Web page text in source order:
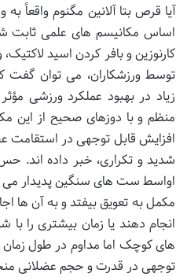
آیا قرص بتا آلانین مگنوم واقعاً
اساس مکانیسم های علمی ثابت
کارنوزین و بافر کردن اسید
توسط ورزشکاران، می توان گفت
زیاد در بهبود عملکرد ورزشی
منظم و با دوزهای صحیح از این
افزایش قابل توجهی در استقامت
شدید و تکراری، خبر داده اند.
اواسط ست های سنگین پدیدار
مکمل به تعویق بیفتد و به آن ها
انجام دهند یا زمان بیشتری را با
های کوچک اما مداوم در طول
توجهی در قدرت و حجم عضلانی